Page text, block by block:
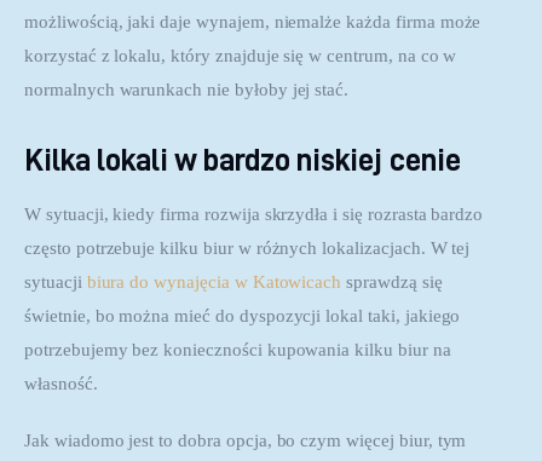
możliwością, jaki daje wynajem, niemalże każda firma może
korzystać z lokalu, który znajduje się w centrum, na co w
normalnych warunkach nie byłoby jej stać.
Kilka lokali w bardzo niskiej cenie
W sytuacji, kiedy firma rozwija skrzydła i się rozrasta bardzo
często potrzebuje kilku biur w różnych lokalizacjach. W tej
sytuacji biura do wynajęcia w Katowicach sprawdzą się
świetnie, bo można mieć do dyspozycji lokal taki, jakiego
potrzebujemy bez konieczności kupowania kilku biur na
własność.
Jak wiadomo jest to dobra opcja, bo czym więcej biur, tym